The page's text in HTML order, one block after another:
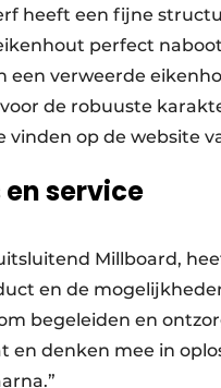
heeft een fijne
perfect
een verweerde
de robuuste
vinden op de website
service
Millboard,
en de
begeleiden en
en denken mee in